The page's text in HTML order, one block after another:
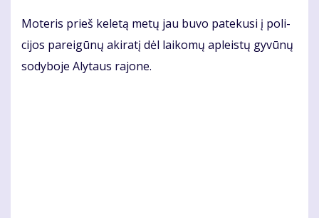
Mo­te­ris prieš ke­le­tą me­tų jau bu­vo pa­te­ku­si į po­li­
ci­jos pa­rei­gū­nų aki­ra­tį dėl lai­ko­mų ap­leis­tų gy­vū­nų
so­dy­bo­je Aly­taus ra­jo­ne.